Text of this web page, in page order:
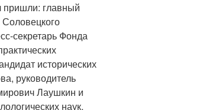
пришли: главный
секретарь Фонда
исторических
руководитель
Лаушкин и
наук,